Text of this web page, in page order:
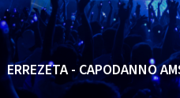
ERREZETA - CAPODANNO